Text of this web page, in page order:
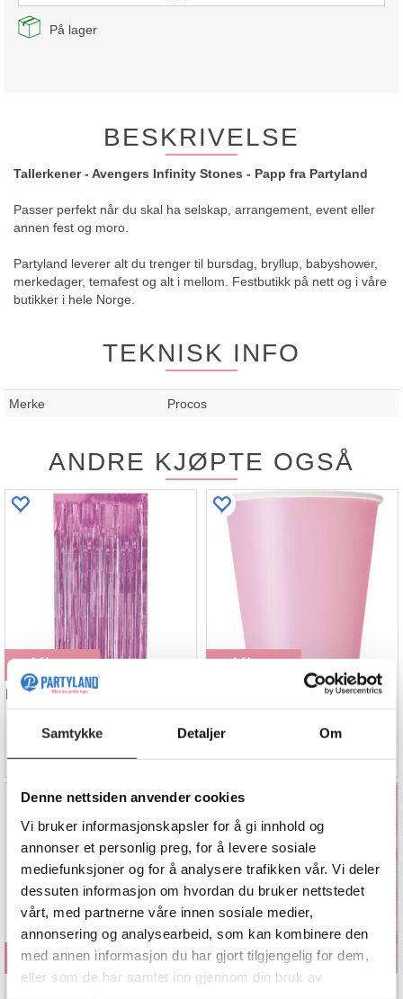
Samtykke Detaljer Om
Denne nettsiden anvender cookies
Vi bruker informasjonskapsler for å gi innhold og
annonser et personlig preg, for å levere sosiale
mediefunksjoner og for å analysere trafikken vår. Vi deler
dessuten informasjon om hvordan du bruker nettstedet
vårt, med partnerne våre innen sosiale medier,
annonsering og analysearbeid, som kan kombinere den
med annen informasjon du har gjort tilgjengelig for dem,
eller som de har samlet inn gjennom din bruk av
På lager
BESKRIVELSE
Tallerkener - Avengers Infinity Stones - Papp fra Partyland
Passer perfekt når du skal ha selskap, arrangement, event eller
annen fest og moro.
Partyland leverer alt du trenger til bursdag, bryllup, babyshower,
merkedager, temafest og alt i mellom. Festbutikk på nett og i våre
butikker i hele Norge.
TEKNISK INFO
Merke Procos
ANDRE KJØPTE OGSÅ
Kjøp
1 Frynsegardin - 1x2m
139,90
Kjøp
Ensfarget Lys Rosa
14 Kopper i papp - 2,5dl
Kjøp Kjøp